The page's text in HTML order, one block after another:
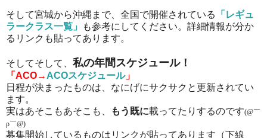
そして宮城から沖縄まで、全国で開催されている
「レギュ
ラークラス一覧」
も参考にしてください。詳細情報が分か
るリンクも貼ってあります。
そしてそして、 私の年間スケジュール！
「ACO→ ACOスケジュール」
日程が決まったものは、なにげにサクサクと更新されてい
ます。
実はあそこもあそこも、
もう既に載ってたりするのです(@￣
ρ￣@)
募集開始しているものはリンクが貼ってあります（下線